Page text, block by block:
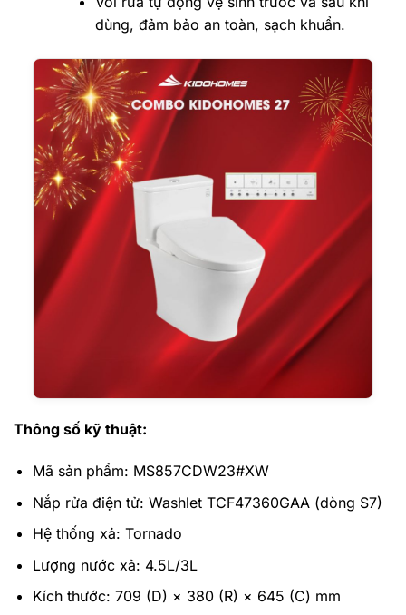
dùng, đảm bảo an toàn, sạch khuẩn.
Thông số kỹ thuật:
Mã sản phẩm: MS857CDW23#XW
Nắp rửa điện tử: Washlet TCF47360GAA (dòng S7)
Hệ thống xả: Tornado
Lượng nước xả: 4.5L/3L
Kích thước: 709 (D) × 380 (R) × 645 (C) mm